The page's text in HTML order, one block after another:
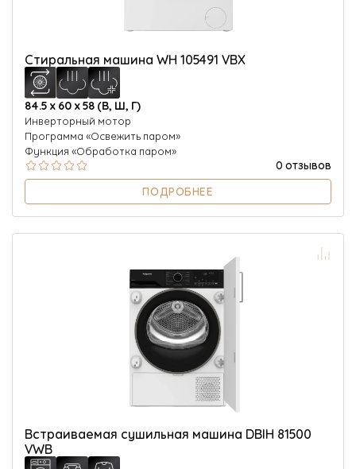
Стиральная машина WH 105491 VBX
84.5 х 60 х 58 (В, Ш, Г)
Инверторный мотор
Программа «Освежить паром»
Функция «Обработка паром»
0 отзывов
ПОДРОБНЕЕ
Встраиваемая сушильная машина DBIH 81500
VWB